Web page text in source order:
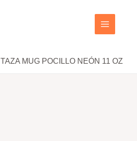
MAIN
TAZA MUG POCILLO NEÓN 11 OZ